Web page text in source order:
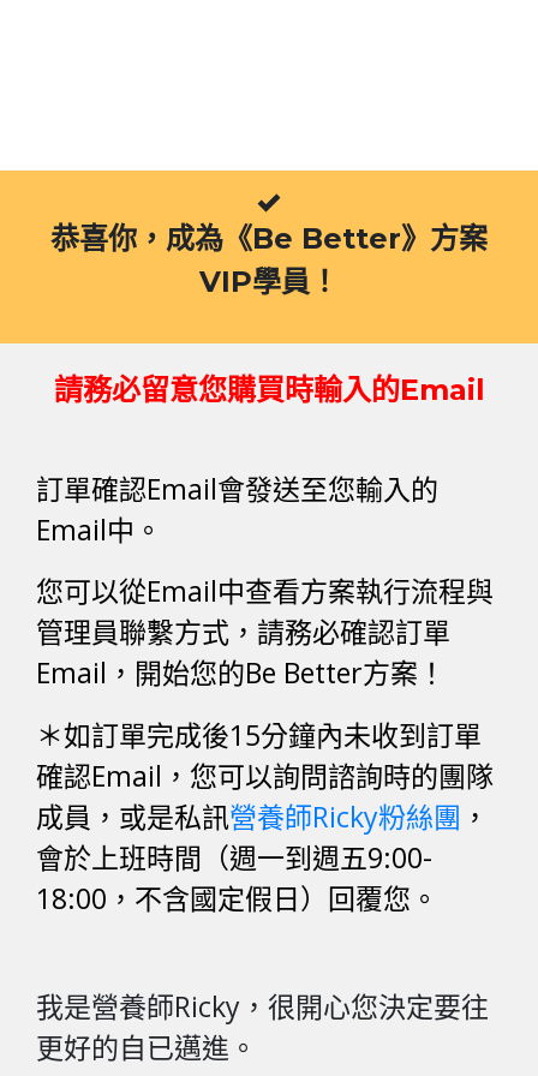
恭喜你，成為《Be Better》方案
VIP學員！
請務必留意您購買時輸入的Email
訂單確認Email會發送至您輸入的
Email中。
您可以從Email中查看方案執行流程與
管理員聯繫方式，請務必確認訂單
Email，開始您的Be Better方案！
＊如訂單完成後15分鐘內未收到訂單
確認Email，您可以詢問諮詢時的團隊
成員，或是私訊營養師Ricky粉絲團 ，
會於上班時間（週一到週五9:00-
18:00，不含國定假日）回覆您。
我是營養師Ricky，很開心您決定要往
更好的自已邁進。